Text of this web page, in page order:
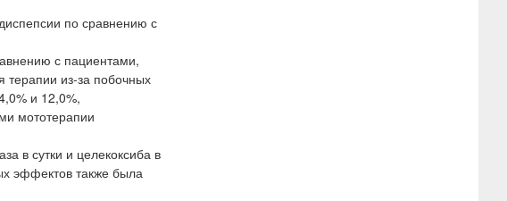
по сравнению с
с пациентами,
терапии из-за побочных
и 12,0%,
мототерапии
в сутки и целекоксиба в
эффектов также была